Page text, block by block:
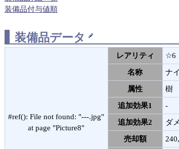
装備品付与値順
装備品データ
#ref(): File not found: "---.jpg"
at page "Picture8"
レアリティ ☆6
名称 ナ
属性 樹
追加効果1 -
追加効果2 ダ
売却額